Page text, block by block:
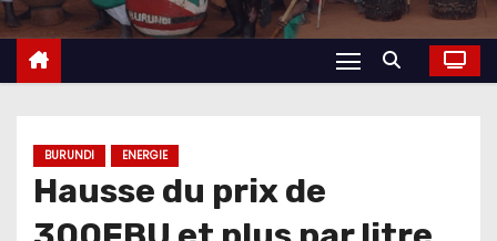
BURUNDI ENERGIE
Hausse du prix de